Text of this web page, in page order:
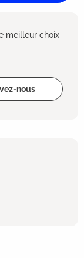
meilleur choix
nous